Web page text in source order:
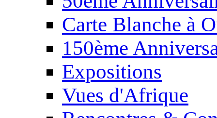
Carte Blanche à
150ème
Expositions
Vues d'Afrique